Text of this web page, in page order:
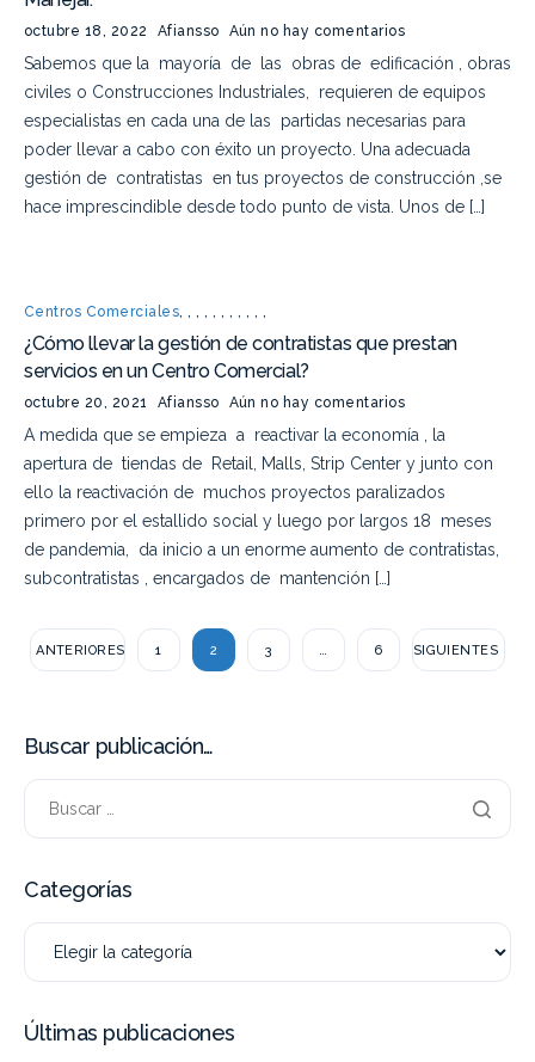
octubre 18, 2022 Afiansso Aún no hay comentarios
Sabemos que la mayoría de las obras de edificación , obras
civiles o Construcciones Industriales, requieren de equipos
especialistas en cada una de las partidas necesarias para
poder llevar a cabo con éxito un proyecto. Una adecuada
gestión de contratistas en tus proyectos de construcción ,se
hace imprescindible desde todo punto de vista. Unos de […]
Centros Comerciales,,,, , , , , , , ,
¿Cómo llevar la gestión de contratistas que prestan
servicios en un Centro Comercial?
octubre 20, 2021 Afiansso Aún no hay comentarios
A medida que se empieza a reactivar la economía , la
apertura de tiendas de Retail, Malls, Strip Center y junto con
ello la reactivación de muchos proyectos paralizados
primero por el estallido social y luego por largos 18 meses
de pandemia, da inicio a un enorme aumento de contratistas,
subcontratistas , encargados de mantención […]
ANTERIORES 1 2 3 6 SIGUIENTES
Buscar publicación…
Categorías
Últimas publicaciones